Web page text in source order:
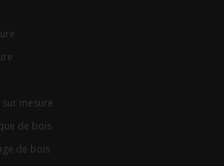
mesure
de bois
de bois